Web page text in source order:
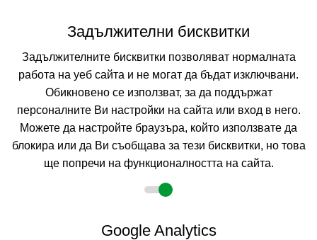
Описание
Задължителни бисквитки
Задължителните бисквитки позволяват нормалната
работа на уеб сайта и не могат да бъдат изключвани.
Обикновено се използват, за да поддържат
персоналните Ви настройки на сайта или вход в него.
Можете да настройте браузъра, който използвате да
блокира или да Ви съобщава за тези бисквитки, но това
ще попречи на функционалността на сайта.
Google Analytics